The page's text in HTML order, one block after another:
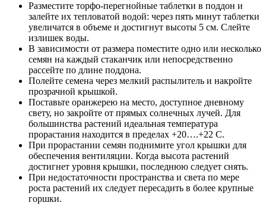
Разместите торфо-перегнойные таблетки в поддон и
залейте их тепловатой водой: через пять минут таблетки
увеличатся в объеме и достигнут высоты 5 см. Слейте
излишек воды.
В зависимости от размера поместите одно или несколько
семян на каждый стаканчик или непосредственно
рассейте по длине поддона.
Полейте семена через мелкий распылитель и накройте
прозрачной крышкой.
Поставьте оранжерею на место, доступное дневному
свету, но закройте от прямых солнечных лучей. Для
большинства растений идеальная температура
прорастания находится в пределах +20….+22 С.
При прорастании семян поднимите угол крышки для
обеспечения вентиляции. Когда высота растений
достигнет уровня крышки, последнюю следует снять.
При недостаточности пространства и света по мере
роста растений их следует пересадить в более крупные
горшки.